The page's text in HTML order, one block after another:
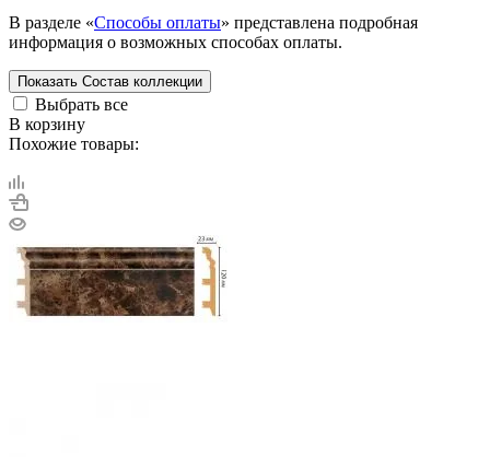
В разделе «Способы оплаты» представлена подробная
информация о возможных способах оплаты.
Показать Состав коллекции
Выбрать все
В корзину
Похожие товары: